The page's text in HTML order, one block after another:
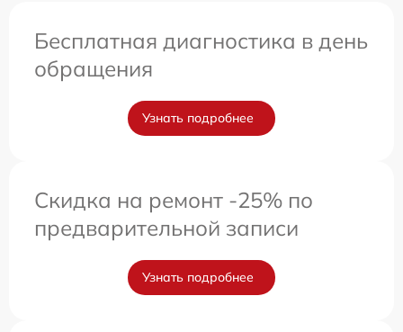
Бесплатная диагностика в день
обращения
Узнать подробнее
Скидка на ремонт -25% по
предварительной записи
Узнать подробнее